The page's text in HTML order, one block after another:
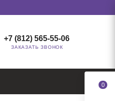
+7 (812) 565-55-06
ЗАКАЗАТЬ ЗВОНОК
0